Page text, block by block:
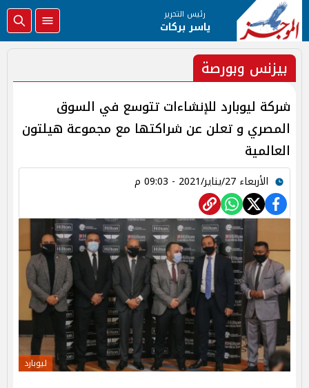
رئيس التحرير
ياسر بركات
بيزنس وبورصة
شركة ليوبارد للإنشاءات تتوسع في السوق
المصري و تعلن عن شراكتها مع مجموعة هيلتون
العالمية
الأربعاء 27/يناير/2021 - 09:03 م
ليوبارد